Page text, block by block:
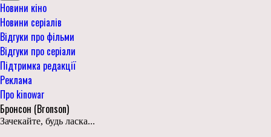
Новини кіно
Новини серіалів
Відгуки про фільми
Відгуки про серіали
Підтримка редакції
Реклама
Про kinowar
Бронсон (Bronson)
Зачекайте, будь ласка...